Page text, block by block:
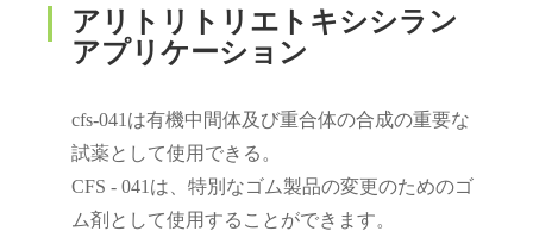
アリトリトリエトキシシラン
アプリケーション
cfs‐041は有機中間体及び重合体の合成の重要な
試薬として使用できる。
CFS - 041は、特別なゴム製品の変更のためのゴ
ム剤として使用することができます。